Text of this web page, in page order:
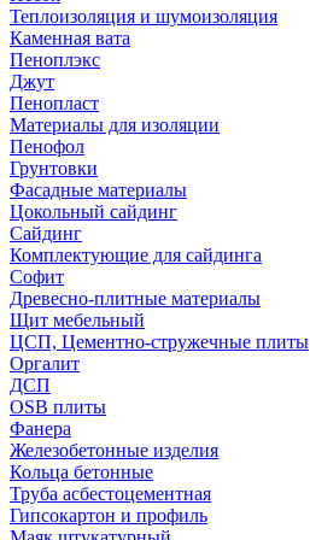
Теплоизоляция и шумоизоляция
Каменная вата
Пеноплэкс
Джут
Пенопласт
Материалы для изоляции
Пенофол
Грунтовки
Фасадные материалы
Цокольный сайдинг
Сайдинг
Комплектующие для сайдинга
Софит
Древесно-плитные материалы
Щит мебельный
ЦСП, Цементно-стружечные плиты
Оргалит
ДСП
OSB плиты
Фанера
Железобетонные изделия
Кольца бетонные
Труба асбестоцементная
Гипсокартон и профиль